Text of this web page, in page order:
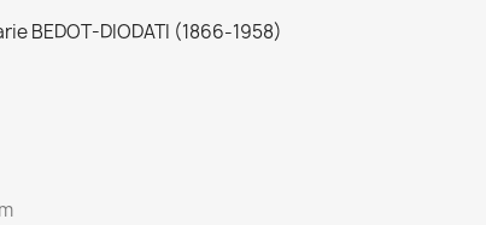
BEDOT-DIODATI (1866-1958)